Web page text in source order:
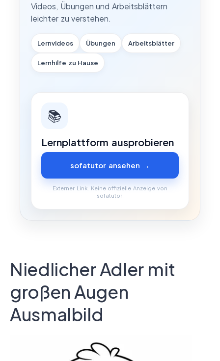
Videos, Übungen und Arbeitsblättern
leichter zu verstehen.
Lernvideos Übungen Arbeitsblätter
Lernhilfe zu Hause
📚
Lernplattform ausprobieren
sofatutor ansehen →
Externer Link. Keine offizielle Anzeige von
sofatutor.
Niedlicher Adler mit
großen Augen
Ausmalbild